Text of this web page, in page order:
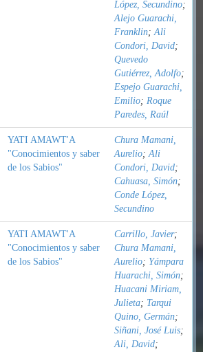
López, Secundino;
Alejo Guarachi,
Franklin;Ali
Condori, David;
Quevedo
Gutiérrez, Adolfo;
Espejo Guarachi,
Emilio; Roque
Paredes, Raúl
YATI AMAWT'A
"Conocimientos y saber
de los Sabios"
Chura Mamani,
Aurelio;Ali
Condori, David;
Cahuasa, Simón;
Conde López,
Secundino
YATI AMAWT'A
"Conocimientos y saber
de los Sabios"
Carrillo, Javier;
Chura Mamani,
Aurelio; Yámpara
Huarachi, Simón;
Huacani Miriam,
Julieta; Tarqui
Quino, Germán;
Siñani, José Luis;
Ali, David;